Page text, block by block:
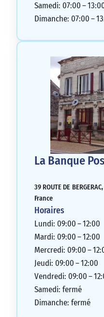
Samedi: 07:00 –
Dimanche: 07:00 –
La Banque
39 ROUTE DE
France
Horaires
Lundi: 09:00 – 12:00
Mardi: 09:00 – 12:00
Mercredi: 09:00 –
Jeudi: 09:00 – 12:00
Vendredi: 09:00 –
Samedi: fermé
Dimanche: fermé